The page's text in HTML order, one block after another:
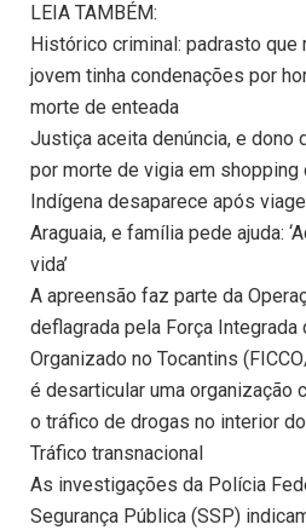
LEIA TAMBÉM:
Histórico criminal: padrasto que
jovem tinha condenações por
morte de enteada
Justiça aceita denúncia, e dono
por morte de vigia em shopping
Indígena desaparece após
Araguaia, e família pede ajuda:
vida’
A apreensão faz parte da
deflagrada pela Força Integrada
Organizado no Tocantins
é desarticular uma organização
o tráfico de drogas no interior
Tráfico transnacional
As investigações da Polícia
Segurança Pública (SSP)